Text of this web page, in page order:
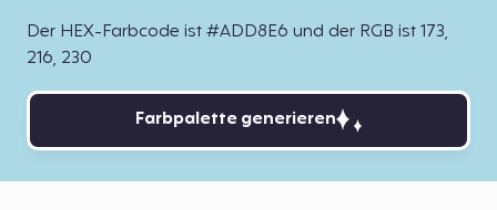
Der HEX-Farbcode ist #ADD8E6 und der RGB ist 173,
216, 230
Farbpalette generieren